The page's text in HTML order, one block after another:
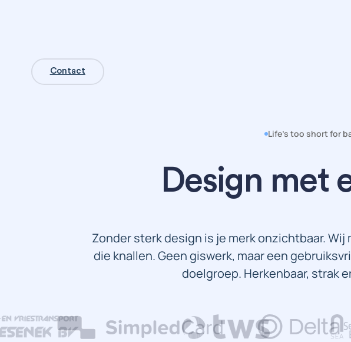
Contact
Life’s too short for
Design met
Zonder sterk design is je merk onzichtbaar.
die knallen. Geen giswerk, maar een
doelgroep. Herkenbaar, strak